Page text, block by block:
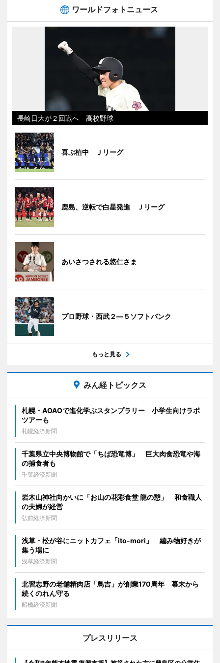
ワールドフォトニュース
長崎日大が２回戦へ 高校野球
喜ぶ植中 Ｊリーグ
鹿島、逆転で白星発進 Ｊリーグ
あいさつされる悠仁さま
プロ野球・西武２―５ソフトバンク
もっと見る
みん経トピックス
札幌・AOAOで進化学ぶスタンプラリー 小学生向けラボ
ツアーも
札幌経済新聞
千葉県立中央博物館で「ちば恐竜博」 巨大肉食恐竜や海
の捕食者も
千葉経済新聞
岩木山神社向かいに「お山の花彩食堂 龍の憩」 和食職人
の夫婦が経営
弘前経済新聞
浅草・松が谷にニットカフェ「ito-mori」 編み物好きが
集う場に
浅草経済新聞
北習志野の老舗精肉店「鳥吉」が創業170周年 幕末から
続くのれん守る
船橋経済新聞
プレスリリース